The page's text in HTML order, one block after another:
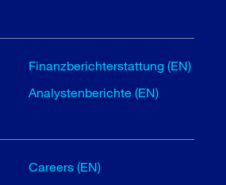
Finanzberichterstattung (EN)
Analystenberichte (EN)
Careers (EN)